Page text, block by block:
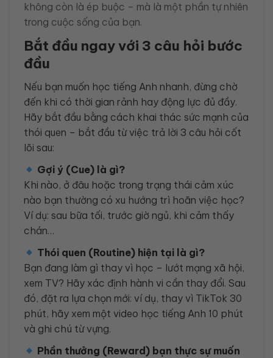
không còn là ép buộc – mà là một phần tự nhiên
trong cuộc sống của bạn.
Bắt đầu ngay với 3 câu hỏi bước
đầu
Nếu bạn muốn học tiếng Anh nhanh, đừng chờ
đến khi có thời gian rảnh hay động lực đủ đầy.
Hãy bắt đầu bằng cách khai thác sức mạnh của
thói quen – bắt đầu từ việc trả lời 3 câu hỏi cốt
lõi sau:
Gợi ý (Cue) là gì?
Khi nào, ở đâu hoặc trong trạng thái cảm xúc
nào bạn thường có xu hướng trì hoãn việc học?
Ví dụ: sau bữa tối, trước giờ ngủ, khi cảm thấy
chán…
Thói quen (Routine) hiện tại là gì?
Bạn đang làm gì thay vì học – lướt mạng xã hội,
xem TV? Hãy xác định hành vi cần thay đổi. Sau
đó, đặt ra lựa chọn mới: ví dụ, thay vì TikTok 30
phút, hãy xem một video học tiếng Anh 10 phút
và ghi chú từ vựng.
Phần thưởng (Reward) bạn thực sự muốn